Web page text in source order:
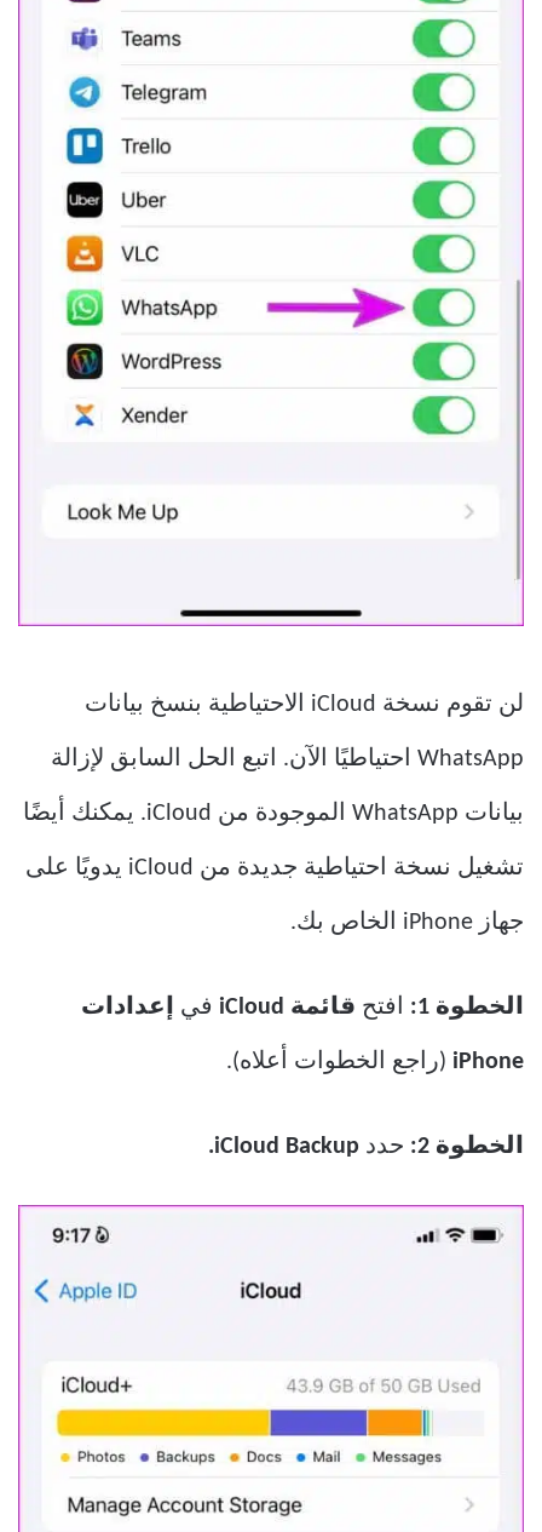
لن تقوم نسخة iCloud الاحتياطية بنسخ بيانات
WhatsApp احتياطيًا الآن. اتبع الحل السابق لإزالة
بيانات WhatsApp الموجودة من iCloud. يمكنك أيضًا
تشغيل نسخة احتياطية جديدة من iCloud يدويًا على
جهاز iPhone الخاص بك.
الخطوة 1: افتح قائمة iCloud في إعدادات
iPhone (راجع الخطوات أعلاه).
الخطوة 2: حدد iCloud Backup.